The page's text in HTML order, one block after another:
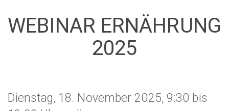
WEBINAR ERNÄHRUNG
2025
Dienstag, 18. November 2025, 9:30 bis